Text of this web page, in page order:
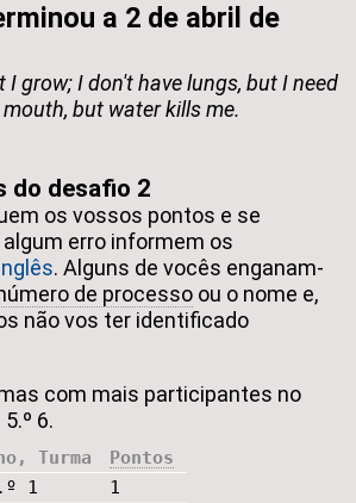
a 2 de abril de
I grow; I don't have lungs, but I need
but water kills me.
do desafio 2
os vossos pontos e se
erro informem os
. Alguns de vocês enganam-
de processo ou o nome e,
não vos ter identificado
com mais participantes no
6.
Turma
Pontos
1
1